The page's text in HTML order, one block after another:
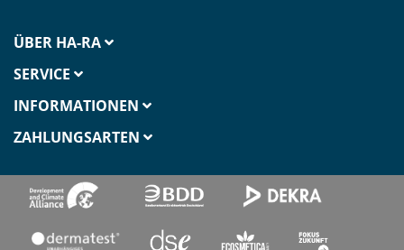
ÜBER HA-RA
SERVICE
INFORMATIONEN
ZAHLUNGSARTEN